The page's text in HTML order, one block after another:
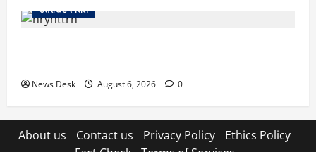
उत्तराखंड स्पेशल
News Desk August 6, 2026 0
About us Contact us Privacy Policy
Ethics Policy